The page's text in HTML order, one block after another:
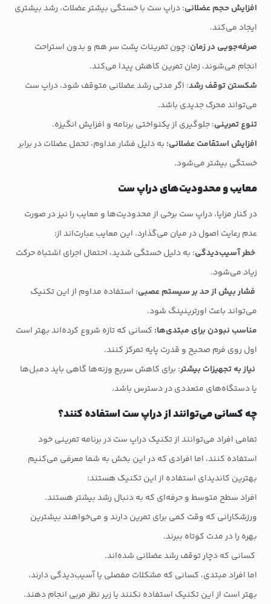
افزایش حجم عضلانی: دراپ ست با خستگی بیشتر عضلات، رشد بیشتری
ایجاد می‌کند.
صرفه‌جویی در زمان: چون تمرینات پشت سر هم و بدون استراحت
انجام می‌شوند، زمان تمرین کاهش پیدا می‌کند.
شکستن توقف رشد: اگر مدتی رشد عضلانی متوقف شود، دراپ ست
می‌تواند محرک جدیدی باشد.
تنوع تمرینی: جلوگیری از یکنواختی برنامه و افزایش انگیزه.
افزایش استقامت عضلانی: به دلیل فشار مداوم، تحمل عضلات در برابر
خستگی بیشتر می‌شود.
معایب و محدودیت‌های دراپ ست
در کنار مزایا، دراپ ست برخی از محدودیت‌ها و معایب را نیز در صورت
عدم رعایت اصول در میان می‌گذارد. این معایب عبارت‌اند از:
خطر آسیب‌دیدگی: به دلیل خستگی شدید، احتمال اجرای اشتباه حرکت
زیاد می‌شود.
فشار بیش از حد بر سیستم عصبی: استفاده مداوم از این تکنیک
می‌تواند باعث اورترینینگ شود.
مناسب نبودن برای مبتدی‌ها: کسانی که تازه شروع کرده‌اند بهتر است
اول روی فرم صحیح و قدرت پایه تمرکز کنند.
نیاز به تجهیزات بیشتر: برای کاهش سریع وزنه‌ها گاهی باید دمبل‌ها
یا دستگاه‌های متعددی در دسترس باشد.
چه کسانی می‌توانند از دراپ ست استفاده کنند؟
تمامی افراد می‌توانند از تکنیک دراپ ست در برنامه تمرینی خود
استفاده کنند، اما افرادی که در این بخش به شما معرفی می‌کنیم
بهترین کاندیدای استفاده از این تکنیک هستند:
افراد سطح متوسط و حرفه‌ای که به دنبال رشد بیشتر هستند.
ورزشکارانی که وقت کمی برای تمرین دارند و می‌خواهند بیشترین
بهره را در مدت کوتاه ببرند.
کسانی که دچار توقف رشد عضلانی شده‌اند.
اما افراد مبتدی، کسانی که مشکلات مفصلی یا آسیب‌دیدگی دارند،
بهتر است از این تکنیک استفاده نکنند یا زیر نظر مربی انجام دهند.